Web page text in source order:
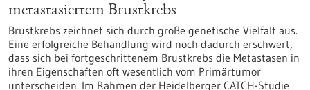
metastasiertem Brustkrebs
Brustkrebs zeichnet sich durch große genetische Vielfalt aus.
Eine erfolgreiche Behandlung wird noch dadurch erschwert,
dass sich bei fortgeschrittenem Brustkrebs die Metastasen in
ihren Eigenschaften oft wesentlich vom Primärtumor
unterscheiden. Im Rahmen der Heidelberger CATCH-Studie